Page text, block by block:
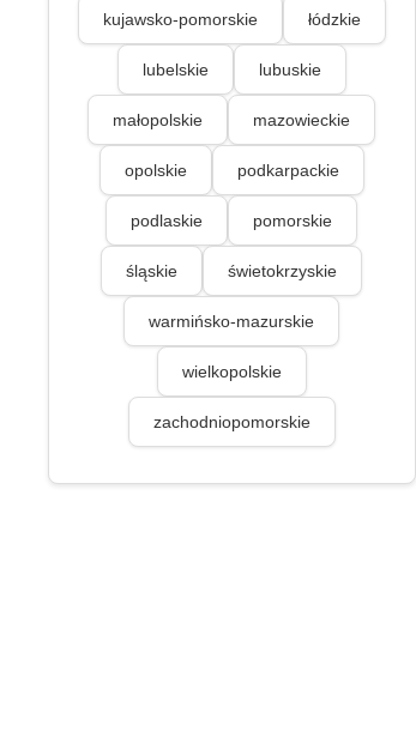
kujawsko-pomorskie łódzkie
lubelskie lubuskie
małopolskie mazowieckie
opolskie podkarpackie
podlaskie pomorskie
śląskie świetokrzyskie
warmińsko-mazurskie
wielkopolskie
zachodniopomorskie